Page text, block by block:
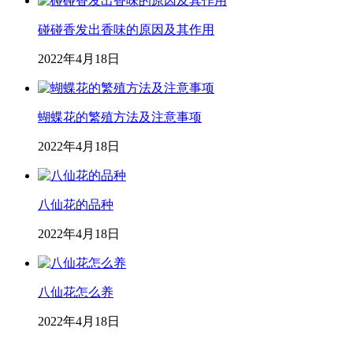
碰碰香发出香味的原因及其作用
2022年4月18日
蝴蝶花的繁殖方法及注意事项
2022年4月18日
八仙花的品种
2022年4月18日
八仙花怎么养
2022年4月18日